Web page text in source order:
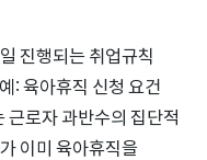
진행되는 취업규칙
: 육아휴직 신청 요건
근로자 과반수의 집단적
이미 육아휴직을